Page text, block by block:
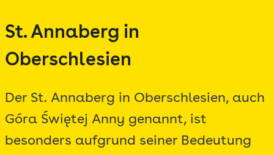
Inhalt
springen
St. Annaberg in
Oberschlesien
Der St. Annaberg in Oberschlesien, auch
Góra Świętej Anny genannt, ist
besonders aufgrund seiner Bedeutung